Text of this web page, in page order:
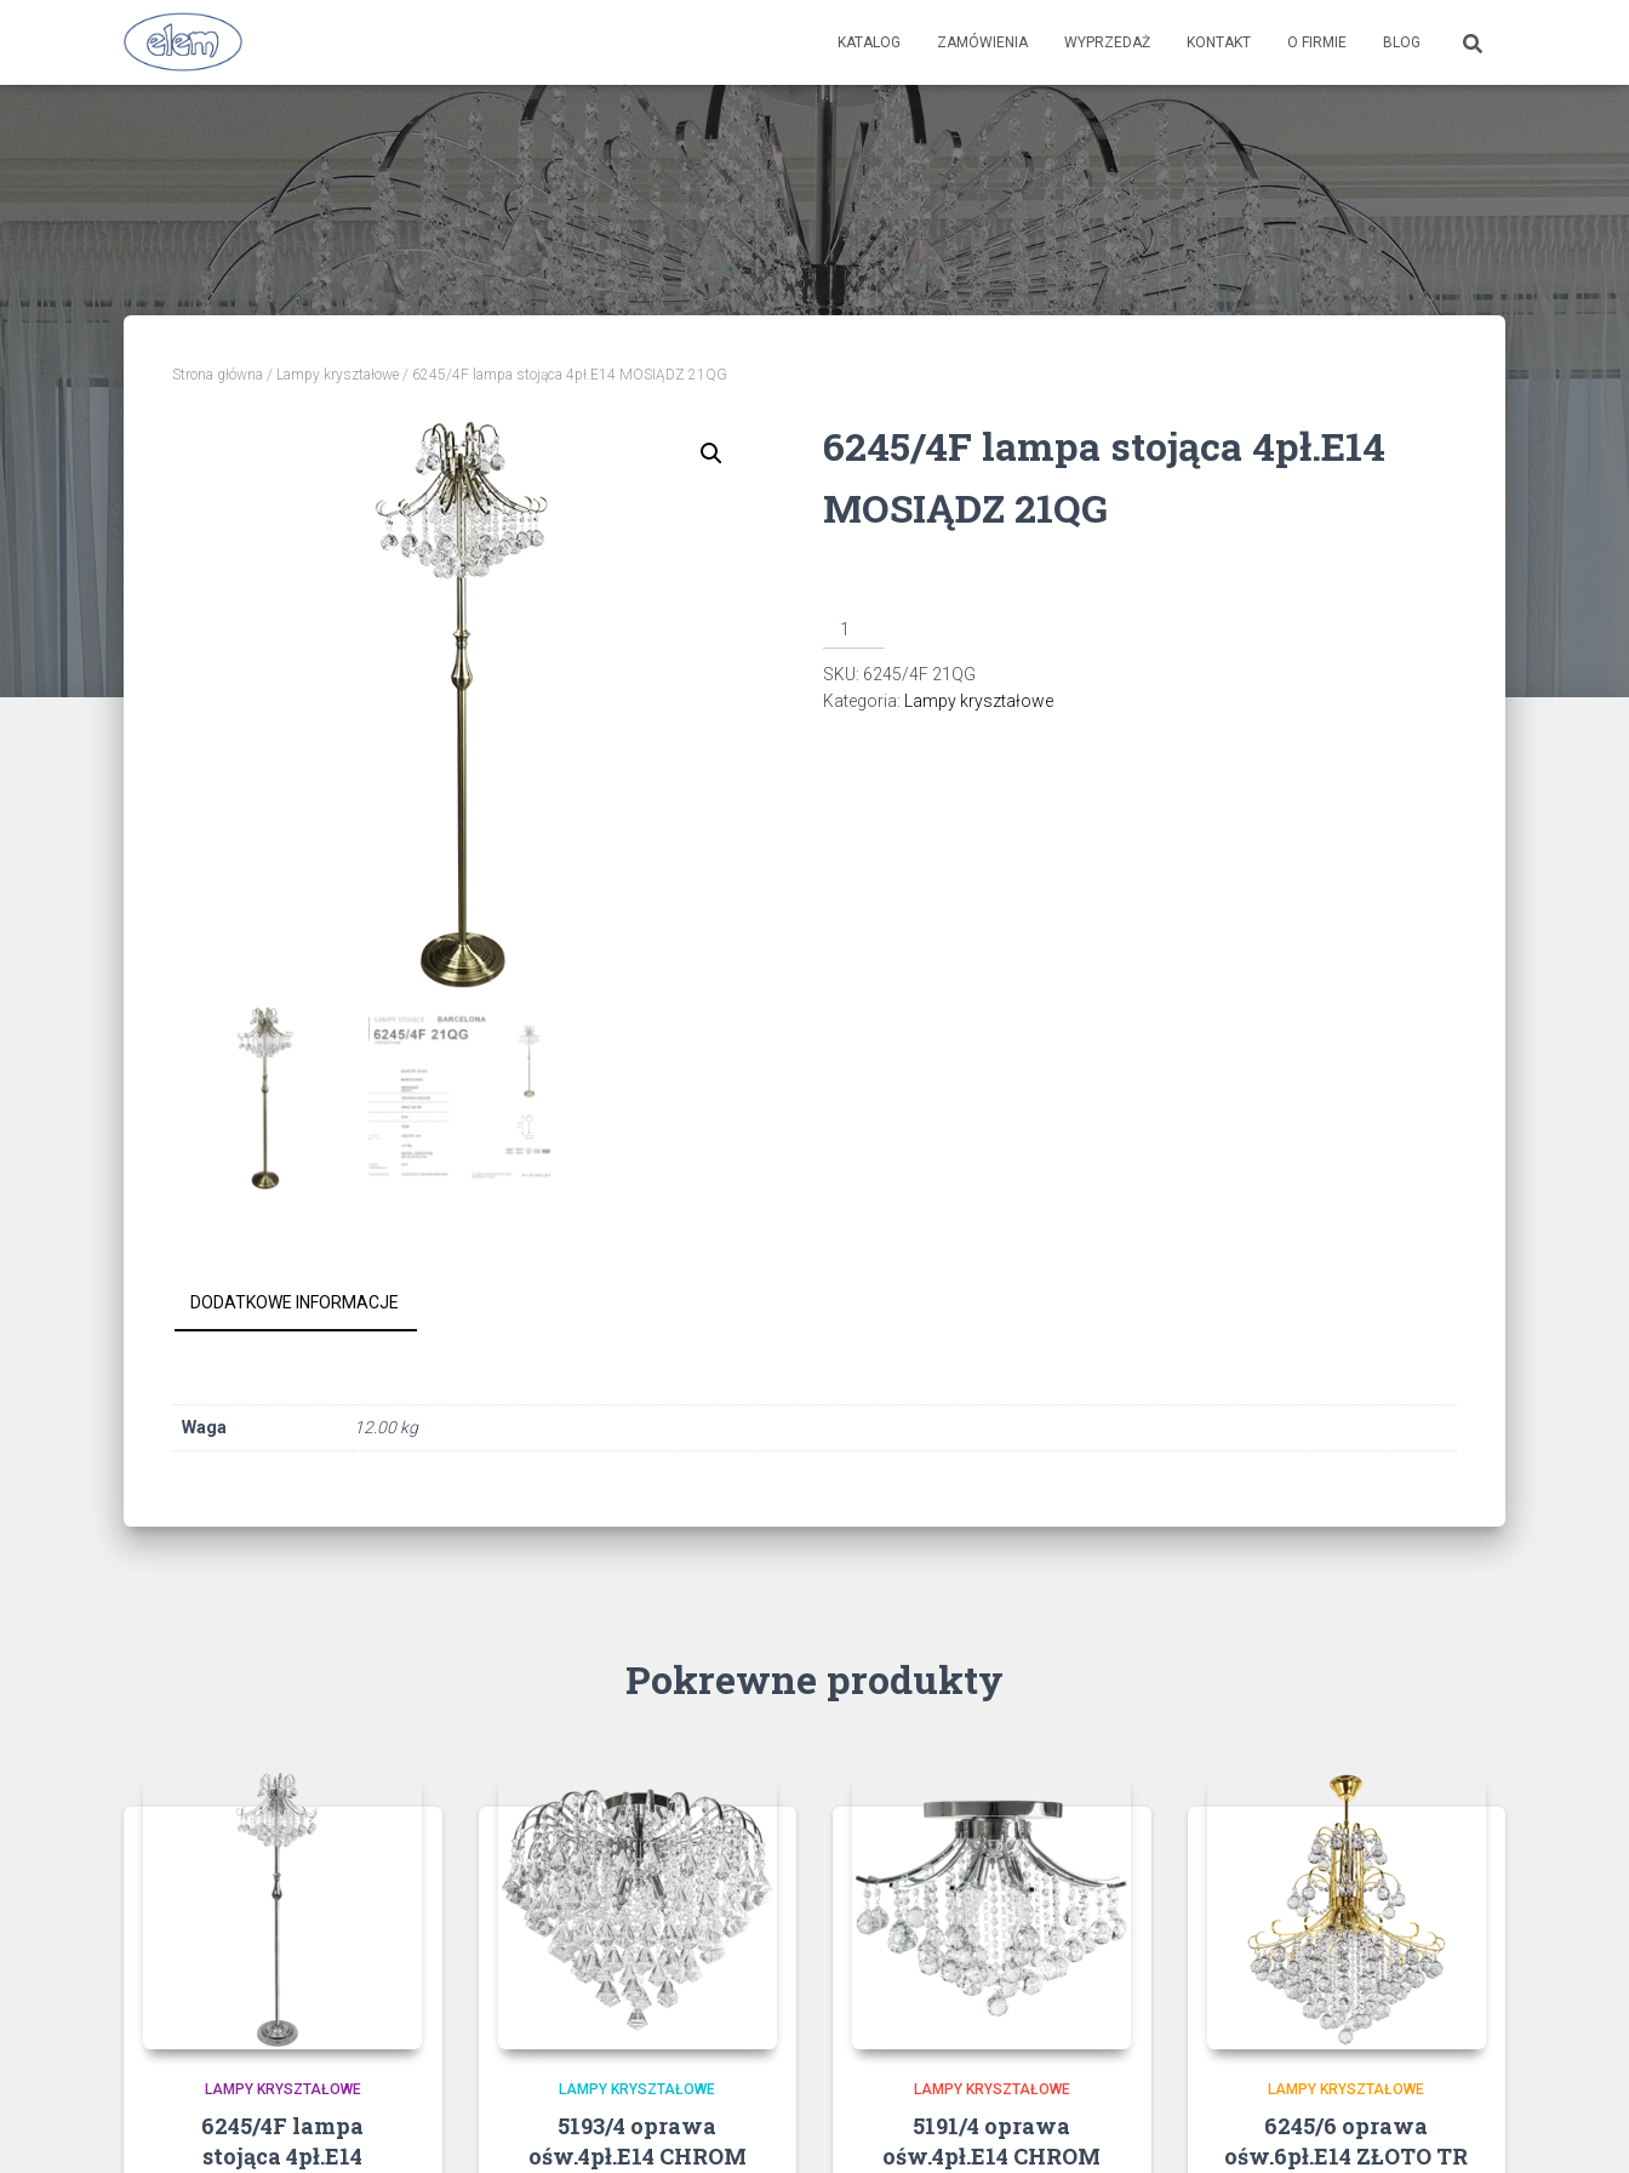
KATALOG ZAMÓWIENIA WYPRZEDAŻ KONTAKT O FIRMIE BLOG
Strona główna / Lampy kryształowe / 6245/4F lampa stojąca 4pł.E14 MOSIĄDZ 21QG
6245/4F lampa stojąca 4pł.E14
MOSIĄDZ 21QG
ilość
6245/4F
lampa
stojąca
SKU: 6245/4F 21QG
Kategoria:
Lampy kryształowe
DODATKOWE INFORMACJE
Waga 12.00 kg
Pokrewne produkty
LAMPY KRYSZTAŁOWE
6245/4F lampa
stojąca 4pł.E14
LAMPY KRYSZTAŁOWE
5193/4 oprawa
ośw.4pł.E14 CHROM
LAMPY KRYSZTAŁOWE
5191/4 oprawa
ośw.4pł.E14 CHROM
LAMPY KRYSZTAŁOWE
6245/6 oprawa
ośw.6pł.E14 ZŁOTO TR